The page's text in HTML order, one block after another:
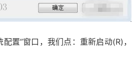
”窗口，我们点：重新启动(R)，